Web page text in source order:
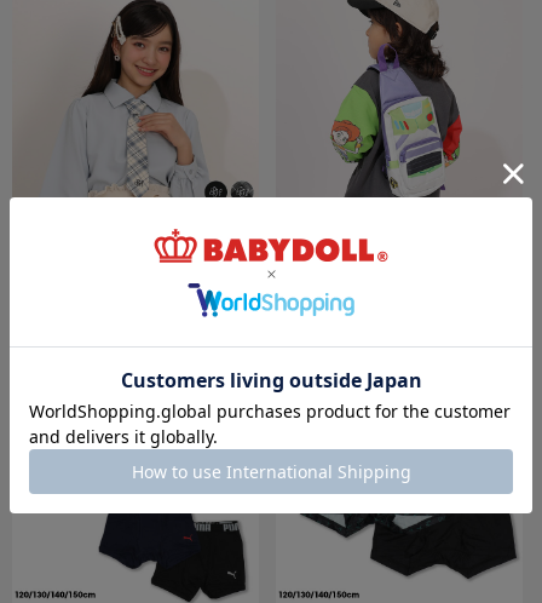
3/23一部再販 ディズニー トイ・ストーリー
ボディバッグ 0833
￥3,630